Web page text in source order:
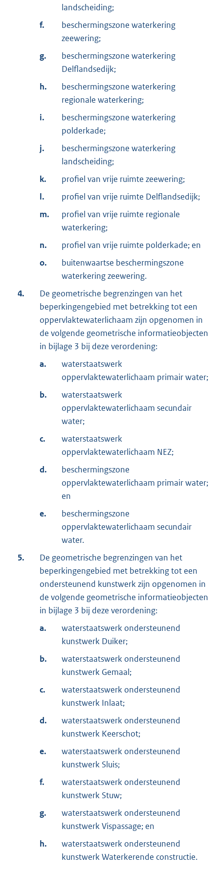
landscheiding;
f.
beschermingszone waterkering
zeewering;
g.
beschermingszone waterkering
Delflandsedijk;
h.
beschermingszone waterkering
regionale waterkering;
i.
beschermingszone waterkering
polderkade;
j.
beschermingszone waterkering
landscheiding;
k.
profiel van vrije ruimte zeewering;
l.
profiel van vrije ruimte Delflandsedijk;
m.
profiel van vrije ruimte regionale
waterkering;
n.
profiel van vrije ruimte polderkade; en
o.
buitenwaartse beschermingszone
waterkering zeewering.
4.
De geometrische begrenzingen van het
beperkingengebied met betrekking tot een
oppervlaktewaterlichaam zijn opgenomen in
de volgende geometrische informatieobjecten
in bijlage 3 bij deze verordening:
a.
waterstaatswerk
oppervlaktewaterlichaam primair water;
b.
waterstaatswerk
oppervlaktewaterlichaam secundair
water;
c.
waterstaatswerk
oppervlaktewaterlichaam NEZ;
d.
beschermingszone
oppervlaktewaterlichaam primair water;
en
e.
beschermingszone
oppervlaktewaterlichaam secundair
water.
5.
De geometrische begrenzingen van het
beperkingengebied met betrekking tot een
ondersteunend kunstwerk zijn opgenomen in
de volgende geometrische informatieobjecten
in bijlage 3 bij deze verordening:
a.
waterstaatswerk ondersteunend
kunstwerk Duiker;
b.
waterstaatswerk ondersteunend
kunstwerk Gemaal;
c.
waterstaatswerk ondersteunend
kunstwerk Inlaat;
d.
waterstaatswerk ondersteunend
kunstwerk Keerschot;
e.
waterstaatswerk ondersteunend
kunstwerk Sluis;
f.
waterstaatswerk ondersteunend
kunstwerk Stuw;
g.
waterstaatswerk ondersteunend
kunstwerk Vispassage; en
h.
waterstaatswerk ondersteunend
kunstwerk Waterkerende constructie.